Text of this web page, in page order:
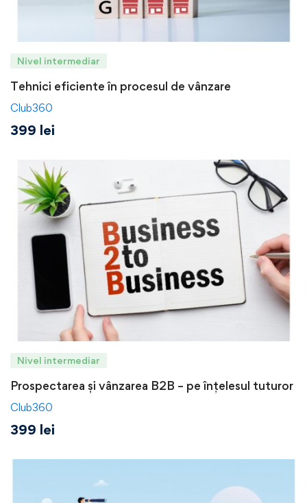
Nivel intermediar
Tehnici eficiente în procesul de vânzare
Club360
399 lei
Nivel intermediar
Prospectarea și vânzarea B2B – pe înțelesul tuturor
Club360
399 lei